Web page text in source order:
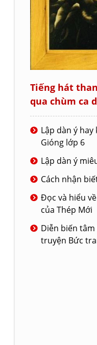
Tiếng hát
qua chùm ca
Lập dàn ý
Gióng lớp 6
Lập dàn ý
Cách nhận
Đọc và hiểu
của Thép Mới
Diễn biến
truyện Bức